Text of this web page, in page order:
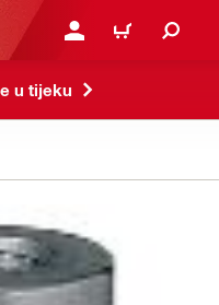
PRIJAVI SE ILI SE
KOŠARICA
u tijeku